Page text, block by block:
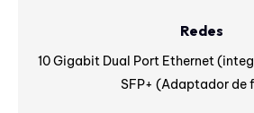
Redes
10 Gigabit Dual Port Ethernet
SFP+ (Adaptador de